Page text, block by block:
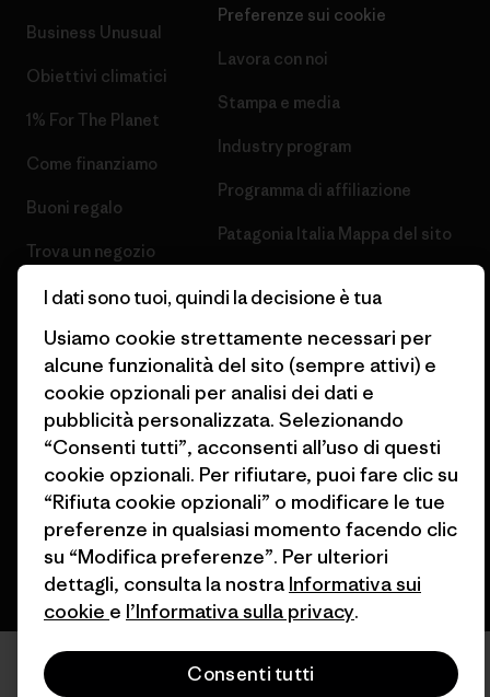
Business Unusual
Obiettivi climatici
1% For The Planet
Come finanziamo
Buoni regalo
Trova un negozio
Preferenze sui cookie
Lavora con noi
Stampa e media
Industry program
Programma di affiliazione
Patagonia Italia Mappa del sito
© 2026 Patagonia, Inc. All Rights Reserved.
italiano
I dati sono tuoi, quindi la decisione è tua
Usiamo cookie strettamente necessari per
alcune funzionalità del sito (sempre attivi) e
cookie opzionali per analisi dei dati e
pubblicità personalizzata. Selezionando
“Consenti tutti”, acconsenti all’uso di questi
cookie opzionali. Per rifiutare, puoi fare clic su
“Rifiuta cookie opzionali” o modificare le tue
preferenze in qualsiasi momento facendo clic
su “Modifica preferenze”. Per ulteriori
dettagli, consulta la nostra Informativa sui
cookie e l’Informativa sulla privacy.
Consenti tutti